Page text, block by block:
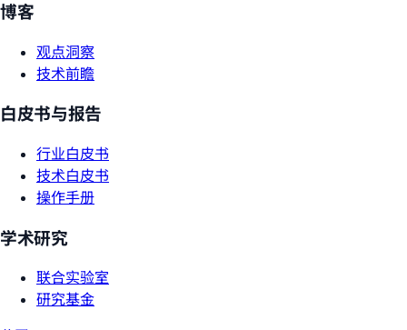
博客
观点洞察
技术前瞻
白皮书与报告
行业白皮书
技术白皮书
操作手册
学术研究
联合实验室
研究基金